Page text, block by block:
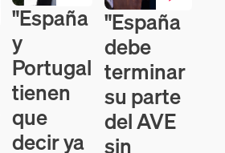
Contenido en vídeo
"España
y
Portugal
tienen
que
decir ya
Contenido en vídeo
"España
debe
terminar
su parte
del AVE
sin